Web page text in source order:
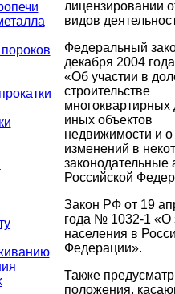
лицензировании
видов
Федеральный
декабря 2004
«Об участии в
строительстве
многоквартирных
иных объектов
недвижимости и
изменений в
законодательные
Российской
Закон РФ от 19
года № 1032-1 «О
населения в
Федерации».
Также
положения,